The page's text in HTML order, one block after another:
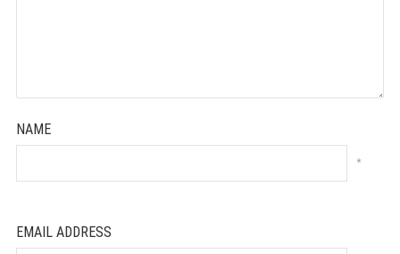
NAME
*
EMAIL ADDRESS